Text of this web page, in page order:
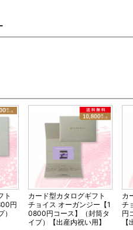
ト
円
カード型カタログギフト
チョイス オーガンジー【1
0800円コース】（封筒タ
イプ）【出産内祝い用】
カ
チ
円